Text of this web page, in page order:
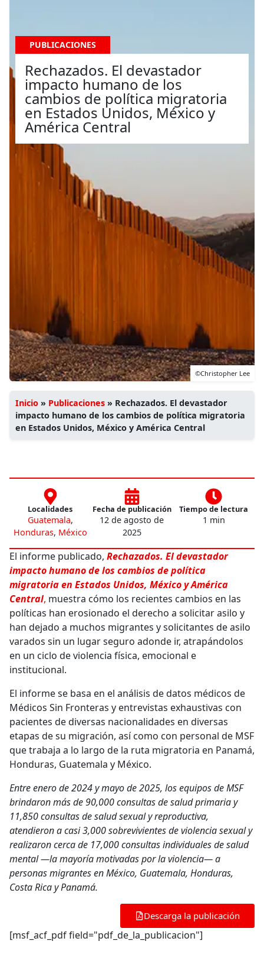
PUBLICACIONES
Rechazados. El devastador
impacto humano de los
cambios de política migratoria
en Estados Unidos, México y
América Central
©Christopher Lee
Inicio » Publicaciones » Rechazados. El devastador
impacto humano de los cambios de política migratoria
en Estados Unidos, México y América Central
Localidades
Guatemala,
Honduras, México
Fecha de publicación
12 de agosto de
2025
Tiempo de lectura
1 min
El informe publicado, Rechazados. El devastador
impacto humano de los cambios de política
migratoria en Estados Unidos, México y América
Central, muestra cómo los recientes cambios en las
políticas han erosionado el derecho a solicitar asilo y
han dejado a muchos migrantes y solicitantes de asilo
varados sin un lugar seguro adonde ir, atrapándolos
en un ciclo de violencia física, emocional e
institucional.
El informe se basa en el análisis de datos médicos de
Médicos Sin Fronteras y entrevistas exhaustivas con
pacientes de diversas nacionalidades en diversas
etapas de su migración, así como con personal de MSF
que trabaja a lo largo de la ruta migratoria en Panamá,
Honduras, Guatemala y México.
Entre enero de 2024 y mayo de 2025, los equipos de MSF
brindaron más de 90,000 consultas de salud primaria y
11,850 consultas de salud sexual y reproductiva,
atendieron a casi 3,000 sobrevivientes de violencia sexual y
realizaron cerca de 17,000 consultas individuales de salud
mental —la mayoría motivadas por la violencia— a
personas migrantes en México, Guatemala, Honduras,
Costa Rica y Panamá.
Descarga la publicación
[msf_acf_pdf field="pdf_de_la_publicacion"]